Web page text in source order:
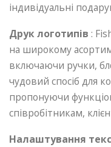
індивідуальні
Друк логотипів :
на широкому
включаючи ручки,
чудовий спосіб для
пропонуючи
співробітникам,
Налаштування